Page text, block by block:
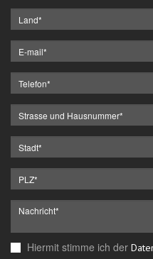
Hiermit stimme ich der